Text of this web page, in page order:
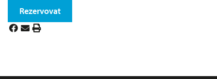
Rezervovat